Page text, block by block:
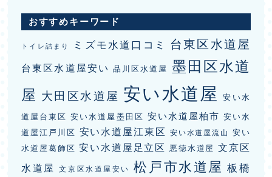
おすすめキーワード
トイレ詰まり ミズモ水道口コミ 台東区水道屋
台東区水道屋安い 品川区水道屋
墨田区水道
屋 大田区水道屋 安い水道屋
安い水
道屋台東区 安い水道屋墨田区 安い水道屋柏市 安い水
道屋江戸川区 安い水道屋江東区 安い水道屋流山
安い
水道屋葛飾区 安い水道屋足立区 悪徳水道屋
文京区
水道屋
文京区水道屋安い 松戸市水道屋 板橋